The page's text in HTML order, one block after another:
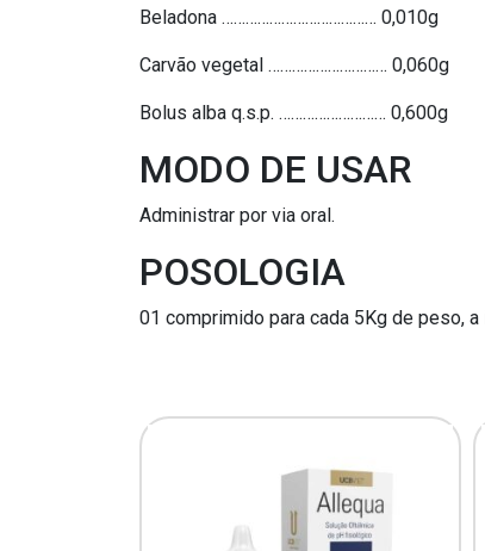
Beladona ………………………………… 0,010g
Carvão vegetal ………………………… 0,060g
Bolus alba q.s.p. ……………………… 0,600g
MODO DE USAR
Administrar por via oral.
POSOLOGIA
01 comprimido para cada 5Kg de peso,